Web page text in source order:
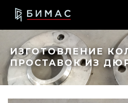
ИЗГОТОВЛЕНИЕ
ПРОСТАВОК ИЗ